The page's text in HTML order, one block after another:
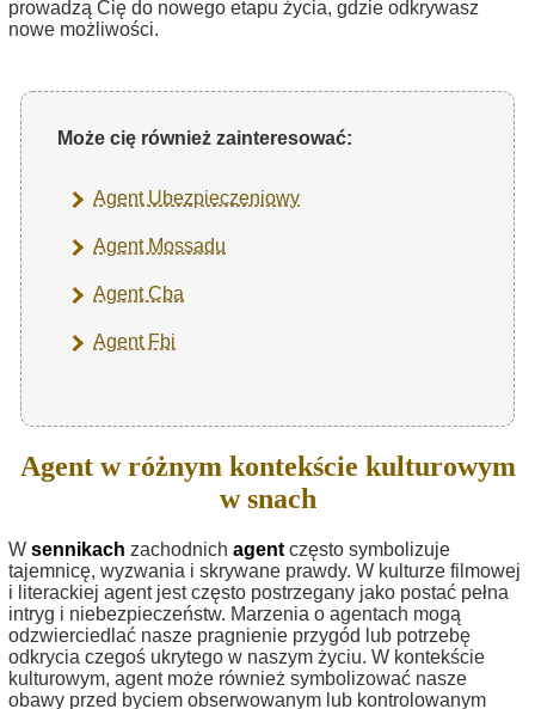
prowadzą Cię do nowego etapu życia, gdzie odkrywasz
nowe możliwości.
Może cię również zainteresować:
Agent Ubezpieczeniowy
Agent Mossadu
Agent Cba
Agent Fbi
Agent w różnym kontekście kulturowym
w snach
W sennikach zachodnich agent często symbolizuje
tajemnicę, wyzwania i skrywane prawdy. W kulturze filmowej
i literackiej agent jest często postrzegany jako postać pełna
intryg i niebezpieczeństw. Marzenia o agentach mogą
odzwierciedlać nasze pragnienie przygód lub potrzebę
odkrycia czegoś ukrytego w naszym życiu. W kontekście
kulturowym, agent może również symbolizować nasze
obawy przed byciem obserwowanym lub kontrolowanym